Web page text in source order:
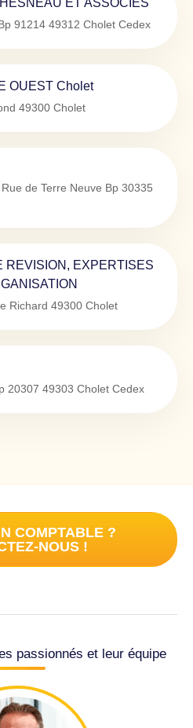
91214 49312 Cholet Cedex
OUEST Cholet
49300 Cholet
de Terre Neuve Bp 30335
REVISION, EXPERTISES
Richard 49300 Cholet
20307 49303 Cholet Cedex
COMPTABLE ?
NOUS !
passionnés et leur équipe